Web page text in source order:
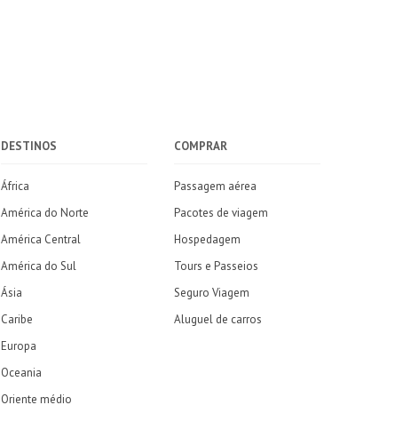
DESTINOS
África
América do Norte
América Central
América do Sul
Ásia
Caribe
Europa
Oceania
Oriente médio
COMPRAR
Passagem aérea
Pacotes de viagem
Hospedagem
Tours e Passeios
Seguro Viagem
Aluguel de carros